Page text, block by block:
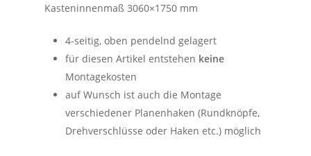
Kasteninnenmaß 3060×1750 mm
4-seitig, oben pendelnd gelagert
für diesen Artikel entstehen keine
Montagekosten
auf Wunsch ist auch die Montage
verschiedener Planenhaken (Rundknöpfe,
Drehverschlüsse oder Haken etc.) möglich